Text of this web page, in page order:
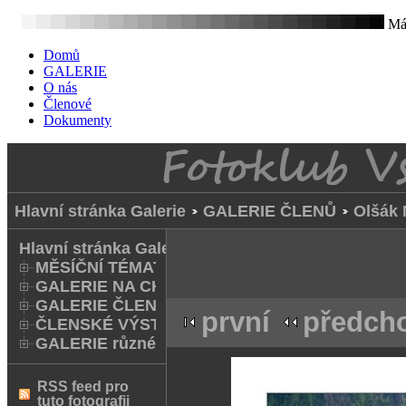
Domů
GALERIE
O nás
Členové
Dokumenty
Hlavní stránka Galerie GALERIE ČLENŮ Olšák
Hlavní stránka Galerie
MĚSÍČNÍ TÉMATA
GALERIE NA CHODNÍKU
GALERIE ČLENŮ
ČLENSKÉ VÝSTAVY A FOTO Q
GALERIE různé
RSS feed pro
tuto fotografii
první